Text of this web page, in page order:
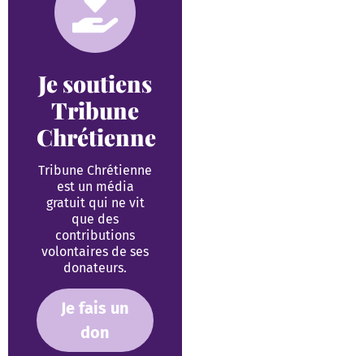
Je soutiens
Tribune
Chrétienne
Tribune Chrétienne
est un média
gratuit qui ne vit
que des
contributions
volontaires de ses
donateurs.
Je fais un
don